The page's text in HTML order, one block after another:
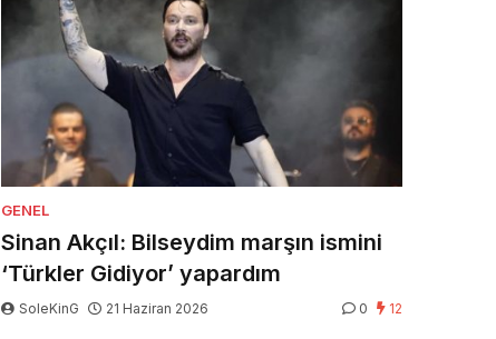
GENEL
Sinan Akçıl: Bilseydim marşın ismini
‘Türkler Gidiyor’ yapardım
SoleKinG 21 Haziran 2026 0 12